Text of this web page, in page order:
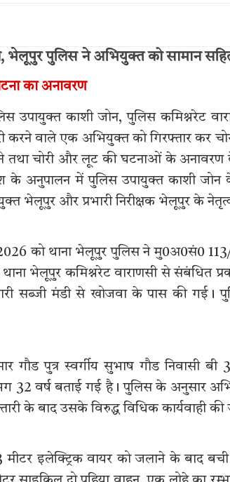
भेलूपुर पुलिस ने अभियुक्त को सामान सहित
का अनावरण
उपायुक्त काशी जोन, पुलिस कमिश्नरेट
वाले एक अभियुक्त को गिरफ्तार कर
तथा चोरी और लूट की घटनाओं के अनावरण
अनुपालन में पुलिस उपायुक्त काशी जोन के
भेलूपुर और प्रभारी निरीक्षक भेलूपुर के
को थाना भेलूपुर पुलिस ने मु0अ0सं0
भेलूपुर कमिश्नरेट वाराणसी से संबंधित
सब्जी मंडी से खोजवा के पास की गई।
गौड पुत्र स्वर्गीय सुभाष गौड निवासी
32 वर्ष बताई गई है। पुलिस के अनुसार
के बाद उसके विरुद्ध विधिक कार्यवाही की
इलेक्ट्रिक वायर को जलाने के बाद